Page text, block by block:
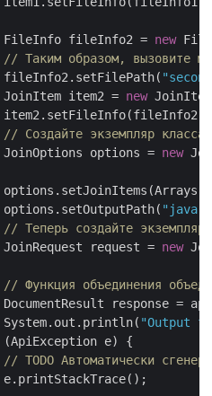
			FileInfo fileInfo2 =
new
			fileInfo2.setFilePath(
			JoinItem item2 =
new
// Создайте экземпляр
			JoinOptions options =
new
			options.setOutputPath(
"java-
// Теперь создайте
			JoinRequest request =
new
// Функция объединения
			System.out.println(
"Output
(ApiException e) {
// TODO Автоматически